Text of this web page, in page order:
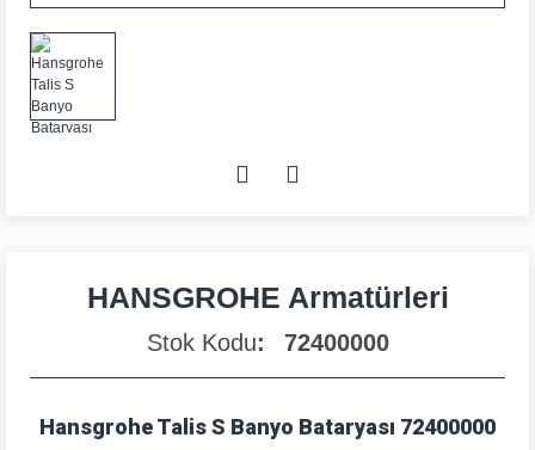
HANSGROHE Armatürleri
Stok Kodu 72400000
Hansgrohe Talis S Banyo Bataryası 72400000